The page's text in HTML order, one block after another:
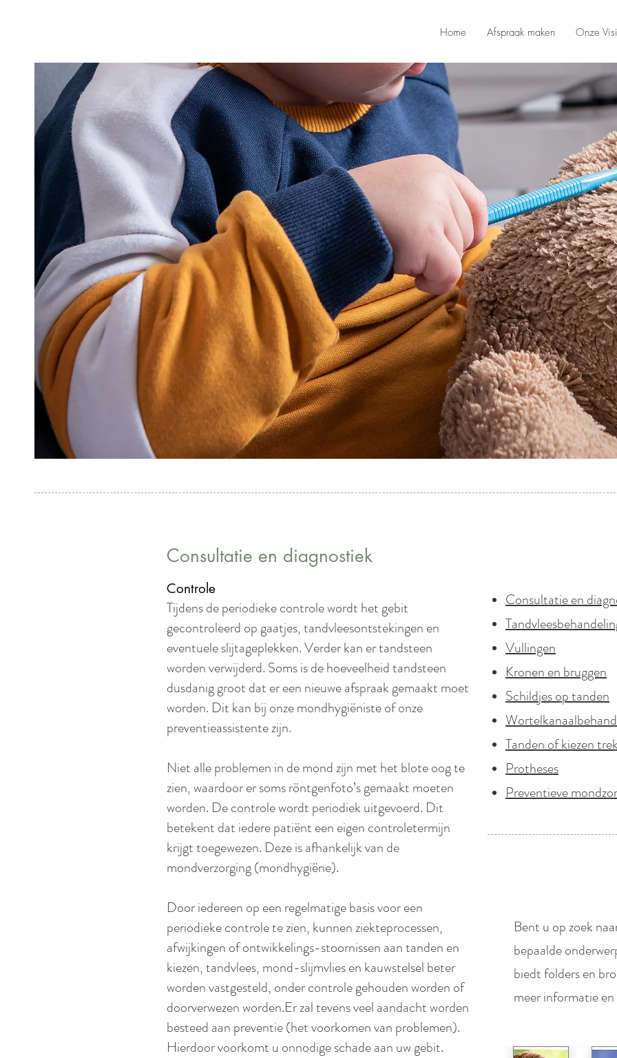
Home Afspraak maken Onze
Consultatie en diagnostiek
Controle
Tijdens de periodieke controle wordt het gebit
gecontroleerd op gaatjes, tandvleesontstekingen en
eventuele slijtageplekken. Verder kan er tandsteen
worden verwijderd. Soms is de hoeveelheid tandsteen
dusdanig groot dat er een nieuwe afspraak gemaakt moet
worden. Dit kan bij onze mondhygiëniste of onze
preventieassistente zijn.
Niet alle problemen in de mond zijn met het blote oog te
zien, waardoor er soms röntgenfoto’s gemaakt moeten
worden. De controle wordt periodiek uitgevoerd. Dit
betekent dat iedere patiënt een eigen controletermijn
krijgt toegewezen. Deze is afhankelijk van de
mondverzorging (mondhygiëne).
Door iedereen op een regelmatige basis voor een
periodieke controle te zien, kunnen ziekteprocessen,
afwijkingen of ontwikkelings-stoornissen aan tanden en
kiezen, tandvlees, mond-slijmvlies en kauwstelsel beter
worden vastgesteld, onder controle gehouden worden of
doorverwezen worden.Er zal tevens veel aandacht worden
besteed aan preventie (het voorkomen van problemen).
Hierdoor voorkomt u onnodige schade aan uw gebit.
Consultatie en
Vullingen
Kronen en bruggen
Schildjes op tanden
Tanden of kiezen
Protheses
Preventieve
Bent u op zoek
bepaalde
biedt folders en
meer informatie